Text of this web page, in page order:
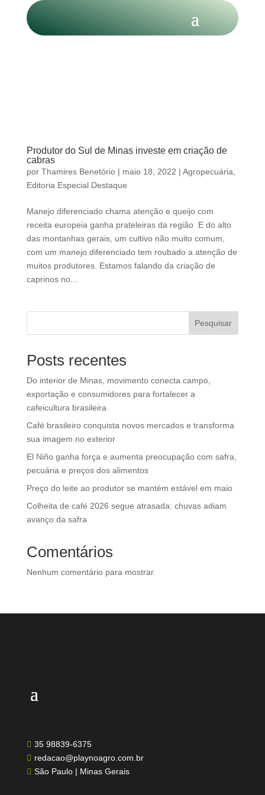
Produtor do Sul de Minas investe em criação de
cabras
por Thamires Benetório| maio 18, 2022 | Agropecuária
Editoria Especial Destaque
Manejo diferenciado chama atenção e queijo com
receita europeia ganha prateleiras da região E do alto
das montanhas gerais, um cultivo não muito comum,
com um manejo diferenciado tem roubado a atenção de
muitos produtores. Estamos falando da criação de
caprinos no...
Pesquisar
Posts recentes
Do interior de Minas, movimento conecta campo,
exportação e consumidores para fortalecer a
cafeicultura brasileira
Café brasileiro conquista novos mercados e transforma
sua imagem no exterior
El Niño ganha força e aumenta preocupação com safra,
pecuária e preços dos alimentos
Preço do leite ao produtor se mantém estável em maio
Colheita de café 2026 segue atrasada: chuvas adiam
avanço da safra
Comentários
Nenhum comentário para mostrar.
 35 98839-6375
 redacao@playnoagro.com.br
 São Paulo | Minas Gerais